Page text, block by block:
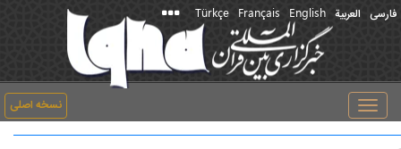
فارسی العربیة English
Français
Türkçe
نسخه اصلی
Toggle
navigation